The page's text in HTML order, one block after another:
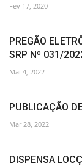
Fev 17, 2020
PREGÃO
SRP Nº 031/
Mai 4, 2022
PUBLICAÇÃO
Mar 28, 2022
DISPENSA